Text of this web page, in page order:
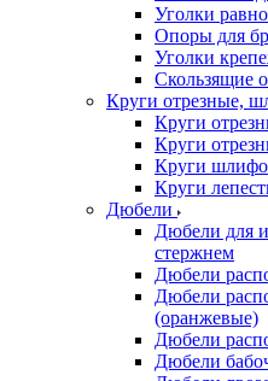
Уголки
Опоры для
Уголки
Скользящие
Круги отрезные,
Круги
Круги
Круги
Круги
Дюбели
Дюбели для
стержнем
Дюбели
Дюбели
(оранжевые)
Дюбели
Дюбели